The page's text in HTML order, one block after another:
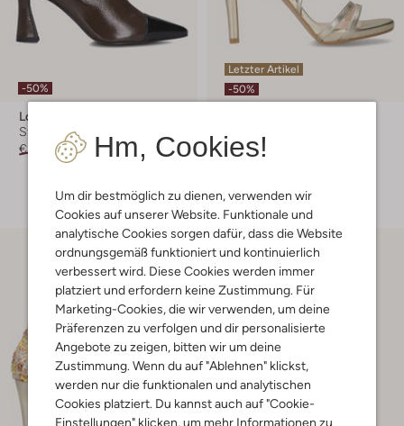
Hm, Cookies!
Um dir bestmöglich zu dienen, verwenden wir
Cookies auf unserer Website. Funktionale und
analytische Cookies sorgen dafür, dass die Website
ordnungsgemäß funktioniert und kontinuierlich
verbessert wird. Diese Cookies werden immer
platziert und erfordern keine Zustimmung. Für
Marketing-Cookies, die wir verwenden, um deine
Präferenzen zu verfolgen und dir personalisierte
Angebote zu zeigen, bitten wir um deine
Zustimmung. Wenn du auf "Ablehnen" klickst,
werden nur die funktionalen und analytischen
Cookies platziert. Du kannst auch auf "Cookie-
Einstellungen" klicken, um mehr Informationen zu
-50%
Lodi
Stiefeletten
€ 209,99 € 104,99
Letzter Artikel
-50%
€ 199,99